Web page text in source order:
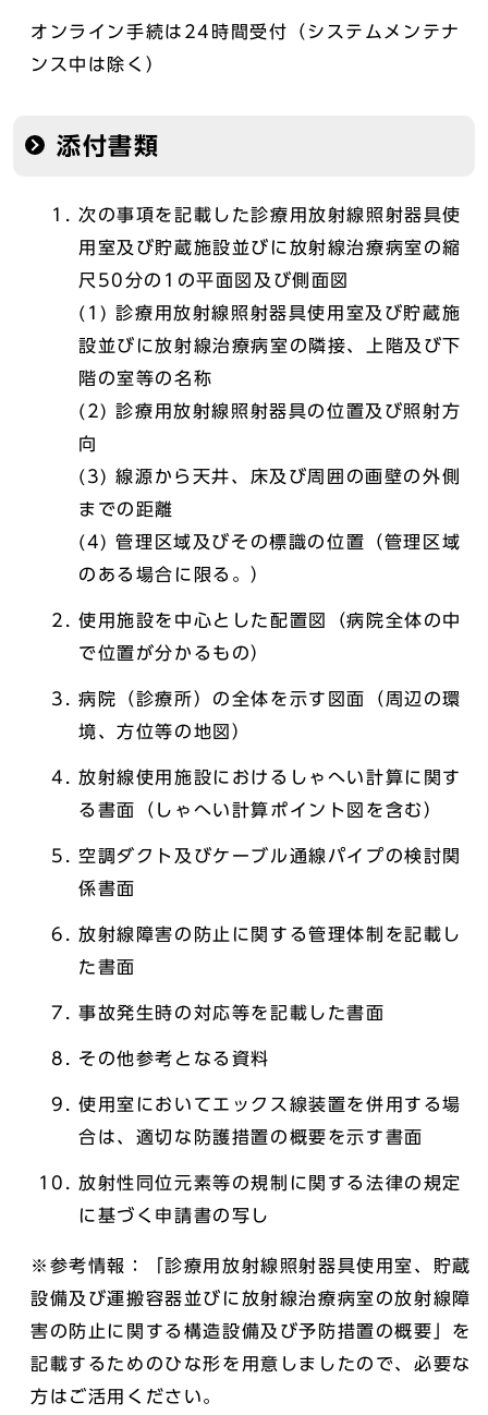
オンライン手続は24時間受付（システムメンテナ
ンス中は除く）
添付書類
次の事項を記載した診療用放射線照射器具使
用室及び貯蔵施設並びに放射線治療病室の縮
尺50分の1の平面図及び側面図
(1) 診療用放射線照射器具使用室及び貯蔵施
設並びに放射線治療病室の隣接、上階及び下
階の室等の名称
(2) 診療用放射線照射器具の位置及び照射方
向
(3) 線源から天井、床及び周囲の画壁の外側
までの距離
(4) 管理区域及びその標識の位置（管理区域
のある場合に限る。）
使用施設を中心とした配置図（病院全体の中
で位置が分かるもの）
病院（診療所）の全体を示す図面（周辺の環
境、方位等の地図）
放射線使用施設におけるしゃへい計算に関す
る書面（しゃへい計算ポイント図を含む）
空調ダクト及びケーブル通線パイプの検討関
係書面
放射線障害の防止に関する管理体制を記載し
た書面
事故発生時の対応等を記載した書面
その他参考となる資料
使用室においてエックス線装置を併用する場
合は、適切な防護措置の概要を示す書面
放射性同位元素等の規制に関する法律の規定
に基づく申請書の写し
※参考情報：「診療用放射線照射器具使用室、貯蔵
設備及び運搬容器並びに放射線治療病室の放射線障
害の防止に関する構造設備及び予防措置の概要」を
記載するためのひな形を用意しましたので、必要な
方はご活用ください。